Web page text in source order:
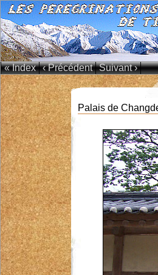
« Index ‹ Précédent Suivant ›
Palais de